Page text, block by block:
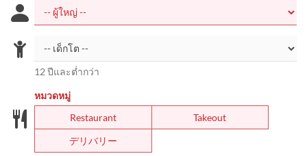
12 ปีและต่ำกว่า
หมวดหมู่
Restaurant
Takeout
デリバリー